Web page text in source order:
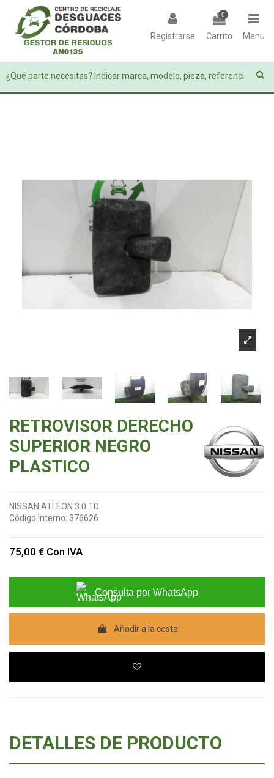
Registrarse
0
Carrito Menu
RETROVISOR DERECHO
SUPERIOR NEGRO
PLASTICO
NISSAN ATLEON 3.0 TD
Código interno: 376626
75,00 € Con IVA
Consulta por WhatsApp
Añadir a la cesta
DETALLES DE PRODUCTO